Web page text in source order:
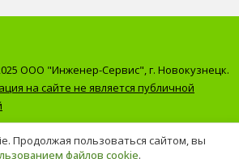
ООО "Инженер-Сервис", г. Новокузнецк.
на сайте не является публичной
Продолжая пользоваться сайтом, вы
файлов cookie.